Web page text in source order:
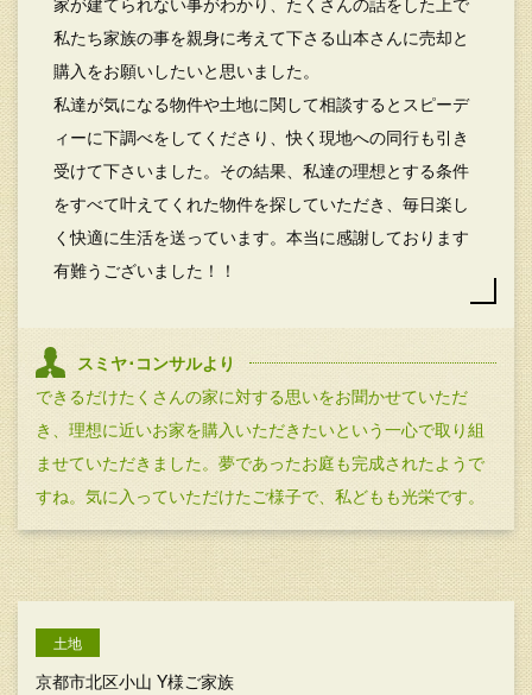
私たち家族の事を親身に考えて下さる山本さんに売却と
購入をお願いしたいと思いました。
私達が気になる物件や土地に関して相談するとスピーデ
ィーに下調べをしてくださり、快く現地への同行も引き
受けて下さいました。その結果、私達の理想とする条件
をすべて叶えてくれた物件を探していただき、毎日楽し
く快適に生活を送っています。本当に感謝しております
有難うございました！！
スミヤ･コンサルより
できるだけたくさんの家に対する思いをお聞かせていただ
き、理想に近いお家を購入いただきたいという一心で取り組
ませていただきました。夢であったお庭も完成されたようで
すね。気に入っていただけたご様子で、私どもも光栄です。
土地
京都市北区小山 Y様ご家族